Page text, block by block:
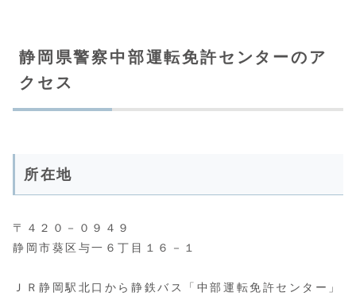
静岡県警察中部運転免許センターのア
クセス
所在地
〒４２０－０９４９
静岡市葵区与一６丁目１６－１
ＪＲ静岡駅北口から静鉄バス「中部運転免許センター」